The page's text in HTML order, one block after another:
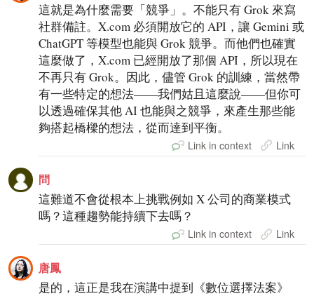
這就是為什麼需要「競爭」。不能只有 Grok 來寫
社群備註。X.com 必須開放它的 API，讓 Gemini 或
ChatGPT 等模型也能與 Grok 競爭。而他們也確實
這麼做了，X.com 已經開放了那個 API，所以現在
不再只有 Grok。因此，儘管 Grok 的訓練，當然帶
有一些特定的想法——我們姑且這麼說——但你可
以透過確保其他 AI 也能與之競爭，來產生那些能
夠搭起橋樑的想法，從而達到平衡。
Link in context Link
問
這難道不會從根本上挑戰例如 X 公司的商業模式
嗎？這種趨勢能持續下去嗎？
Link in context Link
唐鳳
是的，這正是我在演講中提到《數位選擇法案》